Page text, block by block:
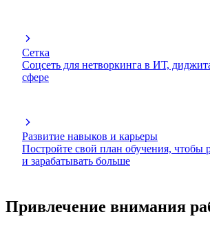
Сетка
Соцсеть для нетворкинга в ИТ,
сфере
Развитие навыков и карьеры
Постройте свой план обучения, чтобы
и зарабатывать больше
Привлечение внимания